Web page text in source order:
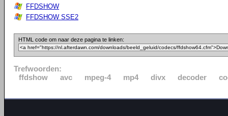
FFDSHOW
FFDSHOW SSE2
HTML code om naar deze pagina te linken:
Trefwoorden:
ffdshow
avc mpeg-4 mp4 divx decoder